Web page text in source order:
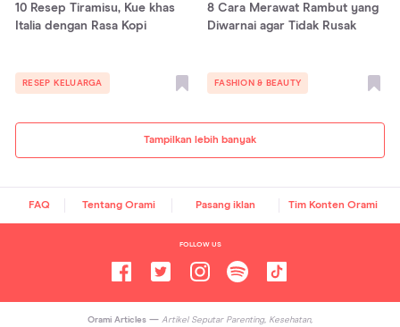
Tampilkan lebih banyak
10 Resep Tiramisu, Kue khas
Italia dengan Rasa Kopi
RESEP KELUARGA
8 Cara Merawat Rambut yang
Diwarnai agar Tidak Rusak
FASHION & BEAUTY
FAQ Tentang Orami Pasang iklan Tim Konten Orami
FOLLOW US
Orami Articles — Artikel Seputar Parenting, Kesehatan,